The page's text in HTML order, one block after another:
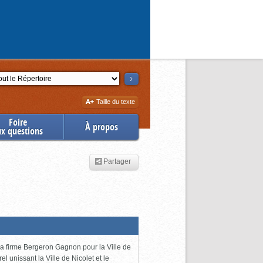
Augmenter
la
Taille du texte
Foire
questions À propos
Partager
firme Bergeron Gagnon pour la Ville de
unissant la Ville de Nicolet et le